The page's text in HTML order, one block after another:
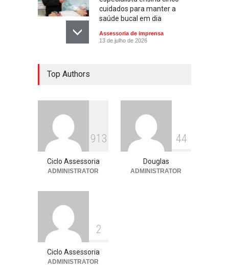
cuidados para manter a
saúde bucal em dia
Assessoria de imprensa
13 de julho de 2026
13 de julho de 2026
Top Authors
91 3
Ciclo Assessoria
ADMINISTRATOR
44
Douglas
ADMINISTRATOR
2
Ciclo Assessoria
ADMINISTRATOR